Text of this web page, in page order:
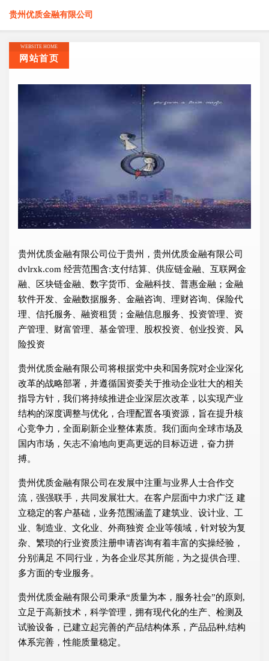
贵州优质金融有限公司
WEBSITE HOME
网站首页
贵州优质金融有限公司位于贵州，贵州优质金融有限公司
dvlrxk.com 经营范围含:支付结算、供应链金融、互联网金
融、区块链金融、数字货币、金融科技、普惠金融；金融
软件开发、金融数据服务、金融咨询、理财咨询、保险代
理、信托服务、融资租赁；金融信息服务、投资管理、资
产管理、财富管理、基金管理、股权投资、创业投资、风
险投资
贵州优质金融有限公司将根据党中央和国务院对企业深化
改革的战略部署，并遵循国资委关于推动企业壮大的相关
指导方针，我们将持续推进企业深层次改革，以实现产业
结构的深度调整与优化，合理配置各项资源，旨在提升核
心竞争力，全面刷新企业整体素质。我们面向全球市场及
国内市场，矢志不渝地向更高更远的目标迈进，奋力拼
搏。
贵州优质金融有限公司在发展中注重与业界人士合作交
流，强强联手，共同发展壮大。在客户层面中力求广泛 建
立稳定的客户基础，业务范围涵盖了建筑业、设计业、工
业、制造业、文化业、外商独资 企业等领域，针对较为复
杂、繁琐的行业资质注册申请咨询有着丰富的实操经验，
分别满足 不同行业，为各企业尽其所能，为之提供合理、
多方面的专业服务。
贵州优质金融有限公司秉承“质量为本，服务社会”的原则,
立足于高新技术，科学管理，拥有现代化的生产、检测及
试验设备，已建立起完善的产品结构体系，产品品种,结构
体系完善，性能质量稳定。